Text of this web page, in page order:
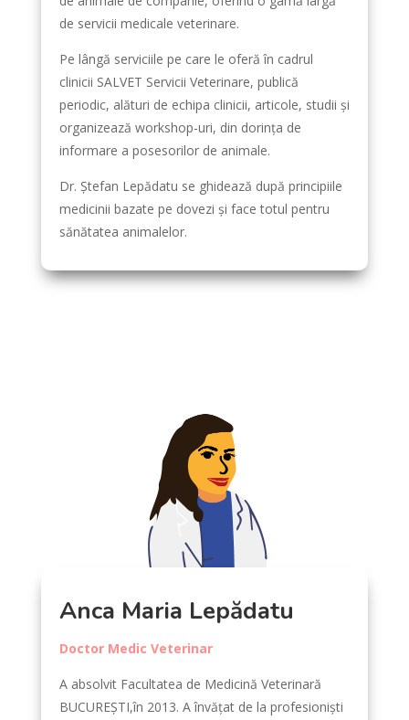
de servicii medicale veterinare.
Pe lângă serviciile pe care le oferă în cadrul
clinicii SALVET Servicii Veterinare, publică
periodic, alături de echipa clinicii, articole, studii și
organizează workshop-uri, din dorința de
informare a posesorilor de animale.
Dr. Ștefan Lepădatu se ghidează după principiile
medicinii bazate pe dovezi și face totul pentru
sănătatea animalelor.
Anca Maria Lepădatu
Doctor Medic Veterinar
A absolvit Facultatea de Medicină Veterinară
BUCUREȘTI,în 2013. A învățat de la profesioniști